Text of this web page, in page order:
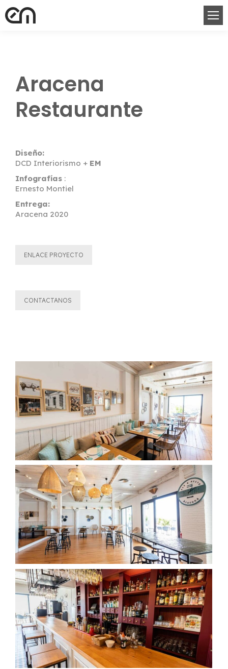
Aracena
Restaurante
Diseño:
DCD Interiorismo + EM
Infografías :
Ernesto Montiel
Entrega:
Aracena 2020
ENLACE PROYECTO
CONTACTANOS